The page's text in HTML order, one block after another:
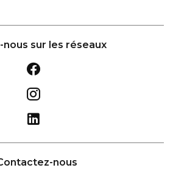
nous sur les réseaux
nous